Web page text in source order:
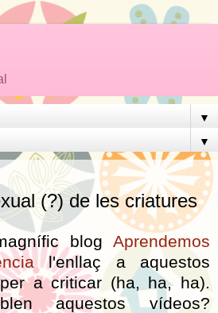
▼
▼
(?) de les criatures
blog Aprendemos
l'enllaç a aquestos
a criticar (ha, ha, ha).
aquestos vídeos?